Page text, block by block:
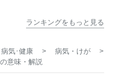
ランキングをもっと見る
病気･健康 > 病気・けが
>
の意味・解説